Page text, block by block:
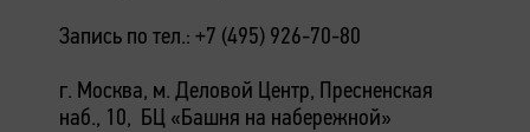
Запись по тел.: +7 (495) 926-70-80
г. Москва, м. Деловой Центр, Пресненская
наб., 10, БЦ «Башня на набережной»